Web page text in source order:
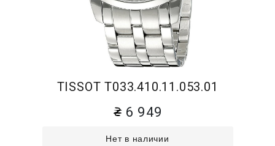
TISSOT T033.410.11.053.01
6 949
Нет в наличии